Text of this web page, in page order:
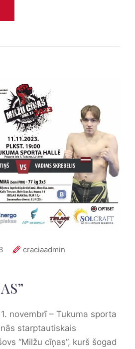
craciaadmin
novembrī – Tukuma sporta
starptautiskais
“Milžu cīņas”, kurš šogad